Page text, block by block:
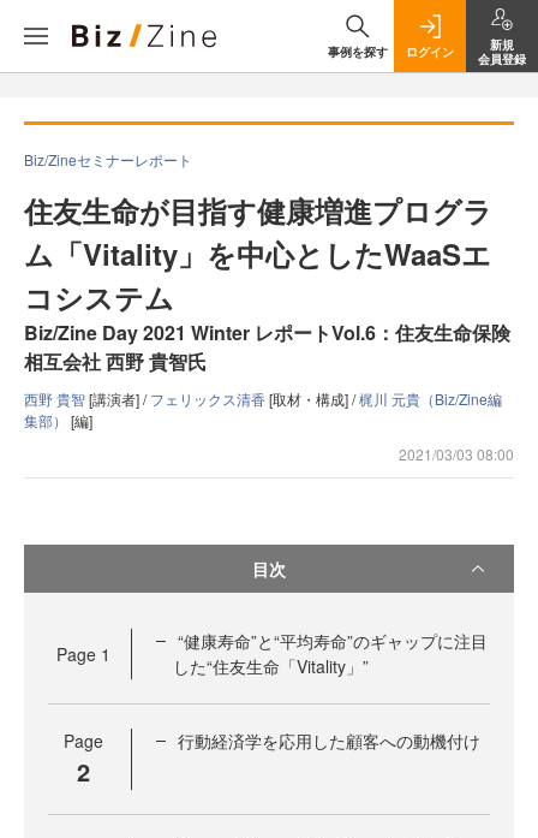
事例を探す ログイン
新規
会員登録
Biz/Zineセミナーレポート
住友生命が目指す健康増進プログラ
ム「Vitality」を中心としたWaaSエ
コシステム
Biz/Zine Day 2021 Winter レポートVol.6：住友生命保険
相互会社 西野 貴智氏
西野 貴智[講演者] /フェリックス清香[取材・構成] /梶川 元貴（Biz/Zine編
集部） [編]
2021/03/03 08:00
目次
Page 1
“健康寿命”と“平均寿命”のギャップに注目
した“住友生命「Vitality」”
Page
2
行動経済学を応用した顧客への動機付け